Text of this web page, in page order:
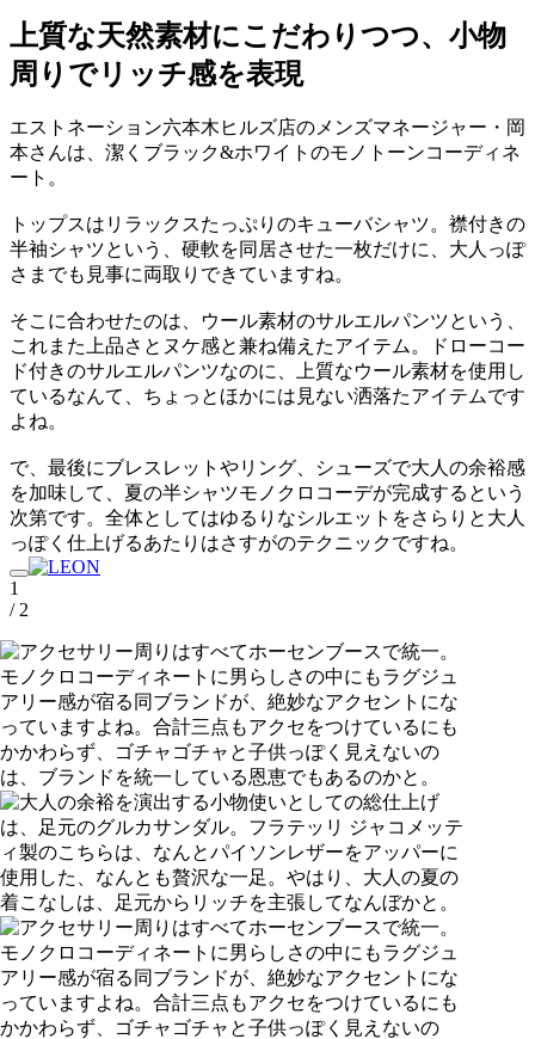
上質な天然素材にこだわりつつ、小物
周りでリッチ感を表現
エストネーション六本木ヒルズ店のメンズマネージャー・岡
本さんは、潔くブラック&ホワイトのモノトーンコーディネ
ート。
トップスはリラックスたっぷりのキューバシャツ。襟付きの
半袖シャツという、硬軟を同居させた一枚だけに、大人っぽ
さまでも見事に両取りできていますね。
そこに合わせたのは、ウール素材のサルエルパンツという、
これまた上品さとヌケ感と兼ね備えたアイテム。ドローコー
ド付きのサルエルパンツなのに、上質なウール素材を使用し
ているなんて、ちょっとほかには見ない洒落たアイテムです
よね。
で、最後にブレスレットやリング、シューズで大人の余裕感
を加味して、夏の半シャツモノクロコーデが完成するという
次第です。全体としてはゆるりなシルエットをさらりと大人
っぽく仕上げるあたりはさすがのテクニックですね。
1
/ 2